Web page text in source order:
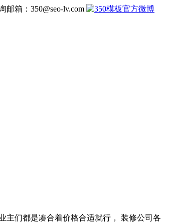
邮箱： 350@seo-lv.com
主们都是凑合着价格合适就行， 装修公司各